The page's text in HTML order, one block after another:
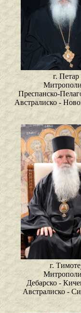
г. Петар
Преспанско-
Австралиско -
г.
Дебарско -
Австралиско -